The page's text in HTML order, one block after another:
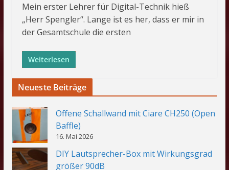
Mein erster Lehrer für Digital-Technik hieß
„Herr Spengler“. Lange ist es her, dass er mir in
der Gesamtschule die ersten
Weiterlesen
Neueste Beiträge
Offene Schallwand mit Ciare CH250 (Open
Baffle)
16. Mai 2026
DIY Lautsprecher-Box mit Wirkungsgrad
größer 90dB